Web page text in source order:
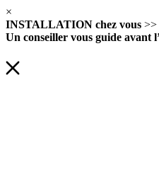
×
INSTALLATION chez vous >>
Un conseiller vous guide avant